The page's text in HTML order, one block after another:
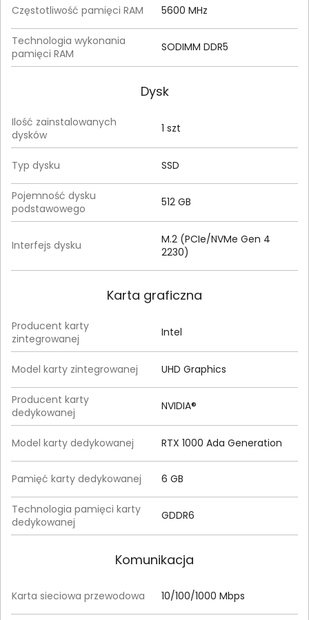
Częstotliwość pamięci RAM 5600 MHz
Technologia wykonania
pamięci RAM
SODIMM DDR5
Dysk
Ilość zainstalowanych
dysków
1 szt
Typ dysku SSD
Pojemność dysku
podstawowego
512 GB
Interfejs dysku
M.2 (PCIe/NVMe Gen 4
2230)
Karta graficzna
Producent karty
zintegrowanej
Intel
Model karty zintegrowanej UHD Graphics
Producent karty
dedykowanej
NVIDIA®
Model karty dedykowanej RTX 1000 Ada Generation
Pamięć karty dedykowanej 6 GB
Technologia pamięci karty
dedykowanej
GDDR6
Komunikacja
Karta sieciowa przewodowa 10/100/1000 Mbps